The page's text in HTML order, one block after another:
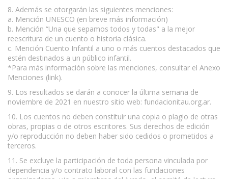
8. Además se otorgarán las siguientes menciones:
a. Mención UNESCO (en breve más información)
b. Mención “Una que sepamos todos y todas" a la mejor
reescritura de un cuento o historia clásica.
c. Mención Cuento Infantil a uno o más cuentos destacados que
estén destinados a un público infantil.
*Para más información sobre las menciones, consultar el Anexo
Menciones (link).
9. Los resultados se darán a conocer la última semana de
noviembre de 2021 en nuestro sitio web: fundacionitau.org.ar.
10. Los cuentos no deben constituir una copia o plagio de otras
obras, propias o de otros escritores. Sus derechos de edición
y/o reproducción no deben haber sido cedidos o prometidos a
terceros.
11. Se excluye la participación de toda persona vinculada por
dependencia y/o contrato laboral con las fundaciones